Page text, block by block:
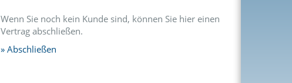
Wenn Sie noch kein Kunde sind, können Sie hier einen
Vertrag abschließen.
Abschließen